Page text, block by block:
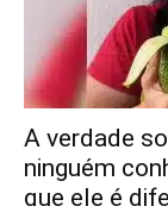
A verdade
ninguém
que ele é